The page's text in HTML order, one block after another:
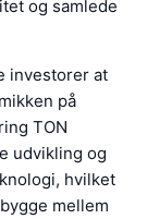
og samlede
investorer at
på
TON
udvikling og
hvilket
mellem